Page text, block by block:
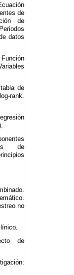
de
de
datos
de
rank.
de
no
de